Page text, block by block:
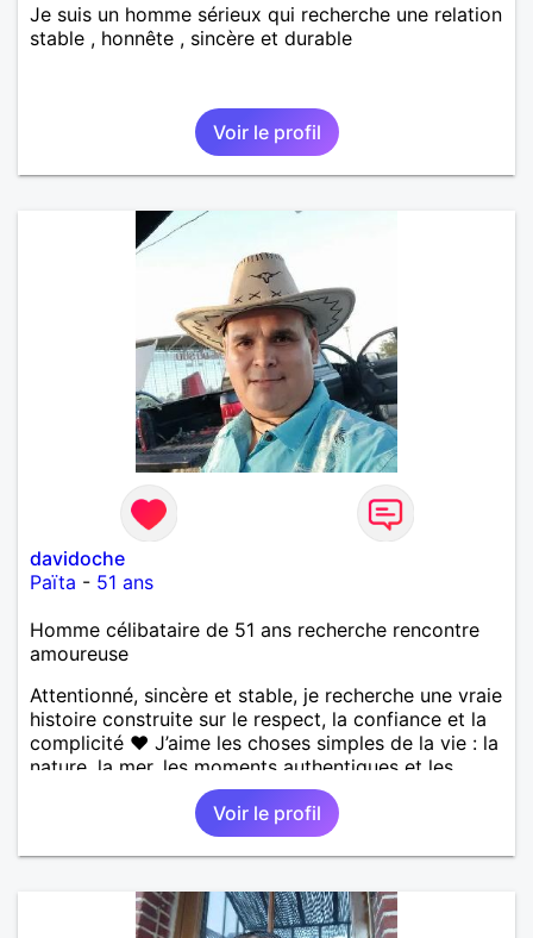
Je suis un homme sérieux qui recherche une relation
stable , honnête , sincère et durable
Voir le profil
davidoche
Païta - 51 ans
Homme célibataire de 51 ans recherche rencontre
amoureuse
Attentionné, sincère et stable, je recherche une vraie
histoire construite sur le respect, la confiance et la
complicité ❤️ J’aime les choses simples de la vie : la
nature, la mer, les moments authentiques et les
personnes au grand cœur 🌊🌿 Très câlin et
affectueux, j’adore les petits moments de tendresse
et les calinous réguliers 😊❤️ La solitude finit parfois
par peser, alors si tu es en Nouvelle-Calédonie et
temps de discuter… et laissons l’avenir nous guider
Voir le profil